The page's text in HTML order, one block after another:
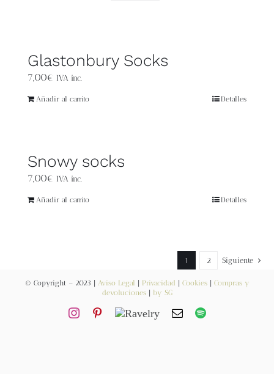
Videos
Glastonbury Socks
7,00€ IVA inc.
Añadir al carrito Detalles
Snowy socks
7,00€ IVA inc.
Añadir al carrito Detalles
1 2 Siguiente
© Copyright – 2023 | Aviso Legal Privacidad Cookies| Compras y
devoluciones| by SG